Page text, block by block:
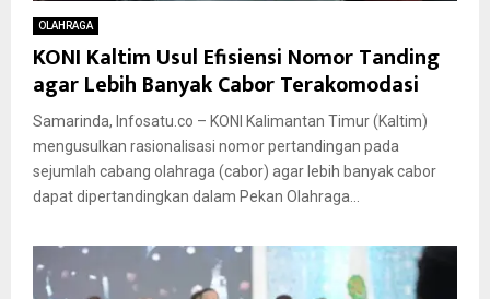
OLAHRAGA
KONI Kaltim Usul Efisiensi Nomor Tanding
agar Lebih Banyak Cabor Terakomodasi
Samarinda, Infosatu.co – KONI Kalimantan Timur (Kaltim)
mengusulkan rasionalisasi nomor pertandingan pada
sejumlah cabang olahraga (cabor) agar lebih banyak cabor
dapat dipertandingkan dalam Pekan Olahraga...